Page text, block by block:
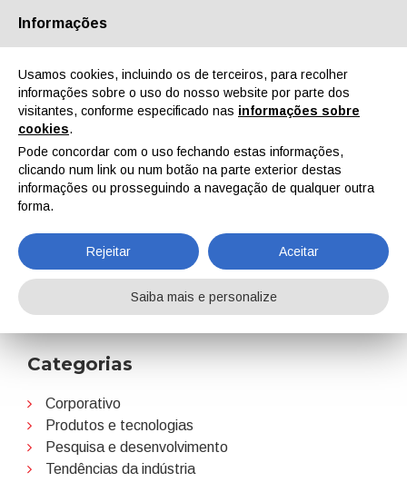
Quem Somos Parceiros Contactos Área reservada
EN IT DE ES PT
PARTS FINISHING
Home Notícias PARTS FINISHING
Categorias
Corporativo
Produtos e tecnologias
Pesquisa e desenvolvimento
Tendências da indústria
Informações
Usamos cookies, incluindo os de terceiros, para recolher
informações sobre o uso do nosso website por parte dos
visitantes, conforme especificado nas informações sobre
cookies.
Pode concordar com o uso fechando estas informações,
clicando num link ou num botão na parte exterior destas
informações ou prosseguindo a navegação de qualquer outra
forma.
Rejeitar Aceitar
Saiba mais e personalize